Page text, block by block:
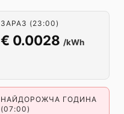
ЗАРАЗ (23:00)
€ 0.0028 /kWh
НАЙДОРОЖЧА ГОДИНА
(07:00)